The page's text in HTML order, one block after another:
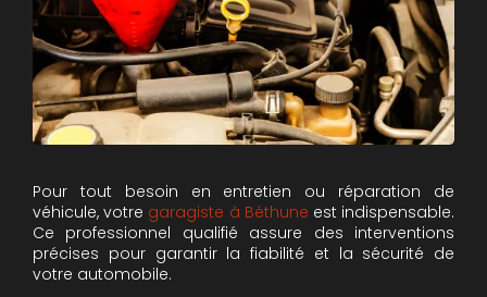
Pour tout besoin en entretien ou réparation de
véhicule, votre garagiste à Béthune est indispensable.
Ce professionnel qualifié assure des interventions
précises pour garantir la fiabilité et la sécurité de
votre automobile.